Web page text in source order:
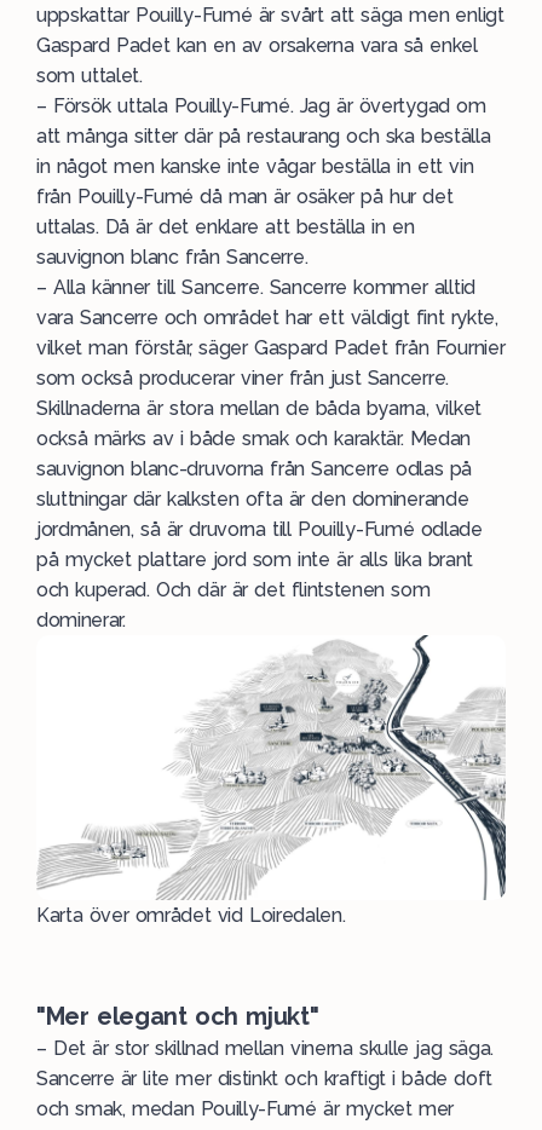
uppskattar Pouilly-Fumé är svårt att säga men enligt
Gaspard Padet kan en av orsakerna vara så enkel
som uttalet.
– Försök uttala Pouilly-Fumé. Jag är övertygad om
att många sitter där på restaurang och ska beställa
in något men kanske inte vågar beställa in ett vin
från Pouilly-Fumé då man är osäker på hur det
uttalas. Då är det enklare att beställa in en
sauvignon blancfrån Sancerre.
– Alla känner till Sancerre. Sancerre kommer alltid
vara Sancerre och området har ett väldigt fint rykte,
vilket man förstår, säger Gaspard Padet från Fournier
som också producerar viner från just Sancerre.
Skillnaderna är stora mellan de båda byarna, vilket
också märks av i både smak och karaktär. Medan
sauvignon blanc-druvorna från Sancerre odlas på
sluttningar där kalksten ofta är den dominerande
jordmånen, så är druvorna till Pouilly-Fumé odlade
på mycket plattare jord som inte är alls lika brant
och kuperad. Och där är det flintstenen som
dominerar.
Karta över området vid Loiredalen.
"Mer elegant och mjukt"
– Det är stor skillnad mellan vinerna skulle jag säga.
Sancerre är lite mer distinkt och kraftigt i både doft
och smak, medan Pouilly-Fumé är mycket mer